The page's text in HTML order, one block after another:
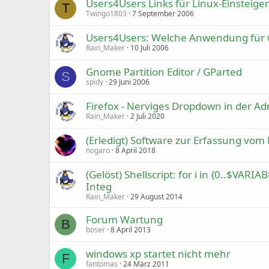
T Users4Users Links für Linux-
Twingo1803 7 September 2006
Users4Users: Welche Anwendung
Rain_Maker 10 Juli 2006
S Gnome Partition Editor / GParted
spidy 29 Juni 2006
Firefox - Nerviges Dropdown in der
Rain_Maker 2 Juli 2020
(Erledigt) Software zur Erfassung
nogaro 8 April 2018
(Gelöst) Shellscript: for i in
Integ
Rain_Maker 29 August 2014
B Forum Wartung
boser 8 April 2013
F windows xp startet nicht mehr
fantomas 24 März 2011